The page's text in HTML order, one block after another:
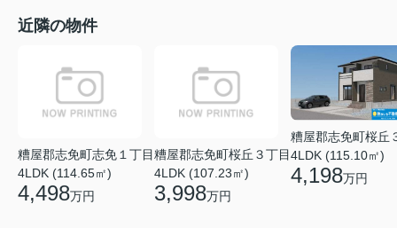
近隣の物件
糟屋郡志免町志免１丁目
4LDK (114.65㎡)
4,498万円
糟屋郡志免町桜丘３丁目
4LDK (107.23㎡)
3,998万円
糟屋郡志免町桜丘
4LDK (115.10㎡)
4,198万円